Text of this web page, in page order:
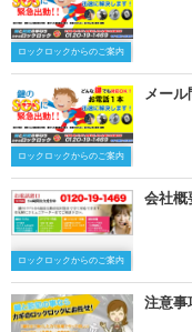
ロックロックからのご案内
ロックロックからのご案内
メール
ロックロックからのご案内
会社概
注意事